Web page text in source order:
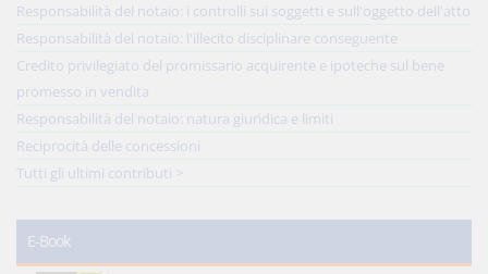
Responsabilità del notaio: i controlli sui soggetti e sull'oggetto dell'atto
Responsabilità del notaio: l'illecito disciplinare conseguente
Credito privilegiato del promissario acquirente e ipoteche sul bene
promesso in vendita
Responsabilità del notaio: natura giuridica e limiti
Reciprocità delle concessioni
Tutti gli ultimi contributi >
E-Book